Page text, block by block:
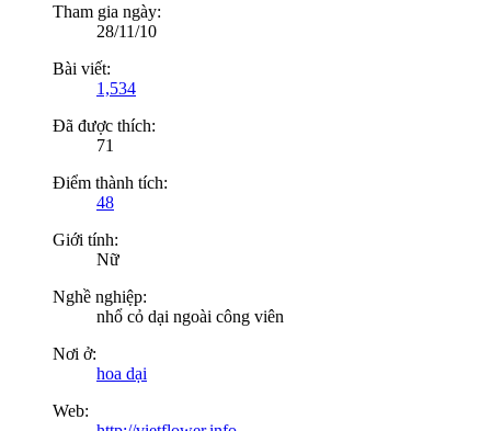
Tham gia ngày:
28/11/10
Bài viết:
1,534
Đã được thích:
71
Điểm thành tích:
48
Giới tính:
Nữ
Nghề nghiệp:
nhổ cỏ dại ngoài công viên
Nơi ở:
hoa dại
Web: